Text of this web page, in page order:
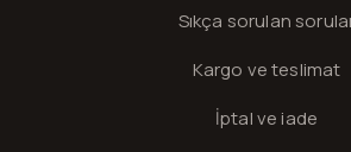
Sıkça sorulan
Kargo ve teslimat
İptal ve iade